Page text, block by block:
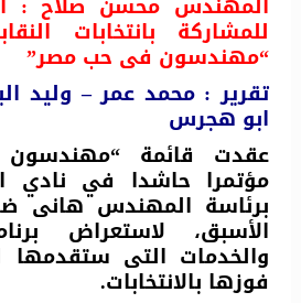
للمشاركة بانتخابات
“مهندسون فى حب مصر”
تقرير : محمد عمر – وليد
ابو هجرس
عقدت قائمة
مؤتمرا حاشدا في نادي
برئاسة المهندس هانى
الأسبق، لاستعراض
والخدمات التى ستقدمها
فوزها بالانتخابات.